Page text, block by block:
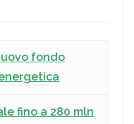
fondo
fino a 280 mln